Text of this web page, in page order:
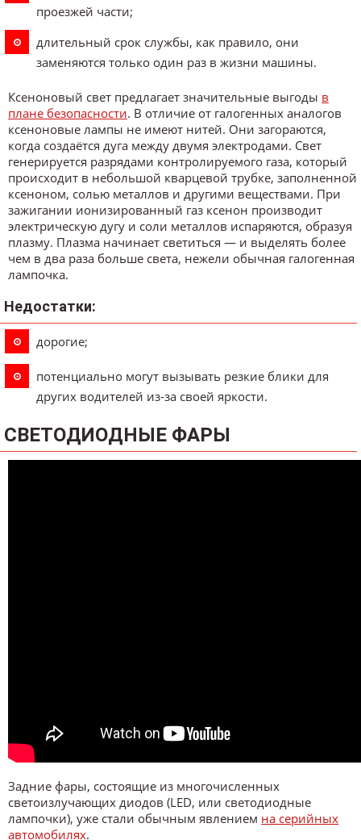
проезжей части;
длительный срок службы, как правило, они
заменяются только один раз в жизни машины.
Ксеноновый свет предлагает значительные выгоды в
плане безопасности. В отличие от галогенных аналогов
ксеноновые лампы не имеют нитей. Они загораются,
когда создаётся дуга между двумя электродами. Свет
генерируется разрядами контролируемого газа, который
происходит в небольшой кварцевой трубке, заполненной
ксеноном, солью металлов и другими веществами. При
зажигании ионизированный газ ксенон производит
электрическую дугу и соли металлов испаряются, образуя
плазму. Плазма начинает светиться — и выделять более
чем в два раза больше света, нежели обычная галогенная
лампочка.
Недостатки:
дорогие;
потенциально могут вызывать резкие блики для
других водителей из-за своей яркости.
СВЕТОДИОДНЫЕ ФАРЫ
Задние фары, состоящие из многочисленных
светоизлучающих диодов (LED, или светодиодные
лампочки), уже стали обычным явлением на серийных
автомобилях.